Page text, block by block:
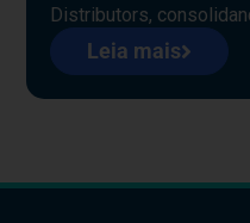
Distributors,
Leia mais